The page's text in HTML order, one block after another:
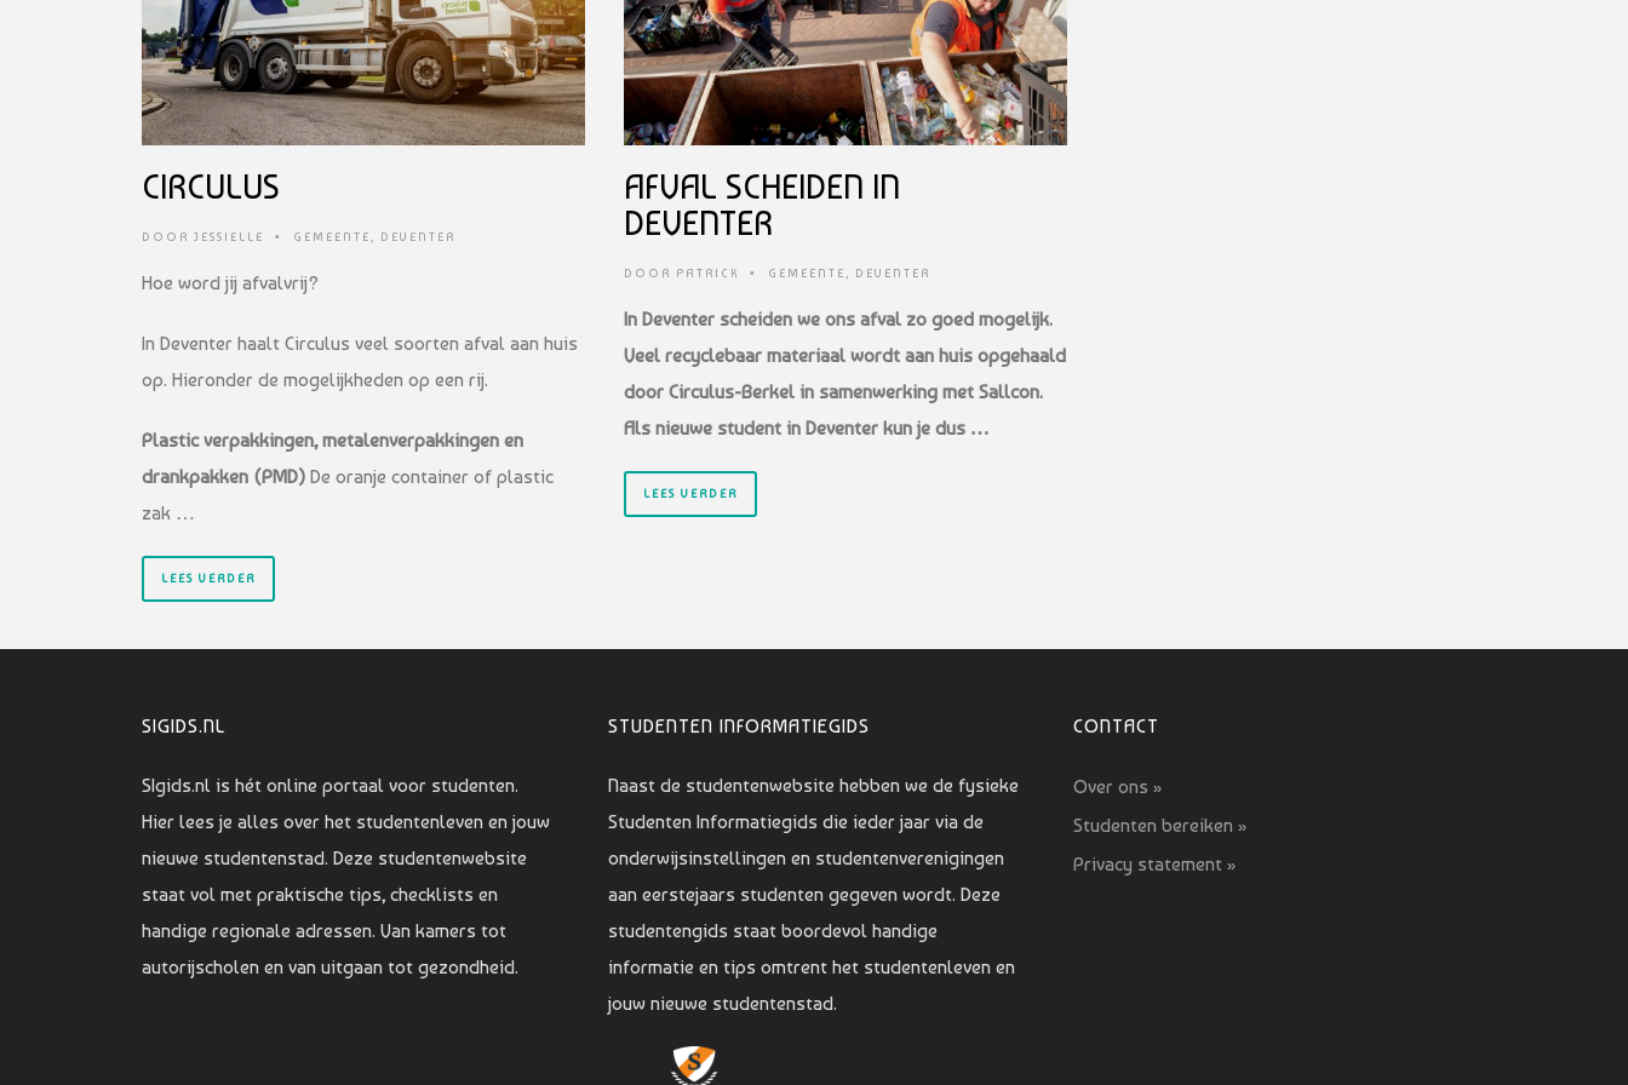
CIRCULUS
DOOR JESSIELLE • GEMEENTE DEVENTER
Hoe word jij afvalvrij?
In Deventer haalt Circulus veel soorten afval aan huis
op. Hieronder de mogelijkheden op een rij.
Plastic verpakkingen, metalenverpakkingen en
drankpakken (PMD) De oranje container of plastic
zak …
LEES VERDER
AFVAL SCHEIDEN IN
DEVENTER
DOOR PATRICK • GEMEENTE DEVENTER
In Deventer scheiden we ons afval zo goed mogelijk.
Veel recyclebaar materiaal wordt aan huis opgehaald
door Circulus-Berkel in samenwerking met Sallcon.
Als nieuwe student in Deventer kun je dus …
LEES VERDER
SIGIDS.NL
SIgids.nl is hét online portaal voor studenten.
Hier lees je alles over het studentenleven en jouw
nieuwe studentenstad. Deze studentenwebsite
staat vol met praktische tips, checklists en
handige regionale adressen. Van kamers tot
autorijscholen en van uitgaan tot gezondheid.
STUDENTEN INFORMATIEGIDS
Naast de studentenwebsite hebben we de fysieke
Studenten Informatiegids die ieder jaar via de
onderwijsinstellingen en studentenverenigingen
aan eerstejaars studenten gegeven wordt. Deze
studentengids staat boordevol handige
informatie en tips omtrent het studentenleven en
jouw nieuwe studentenstad.
CONTACT
Over ons »
Studenten bereiken »
Privacy statement »